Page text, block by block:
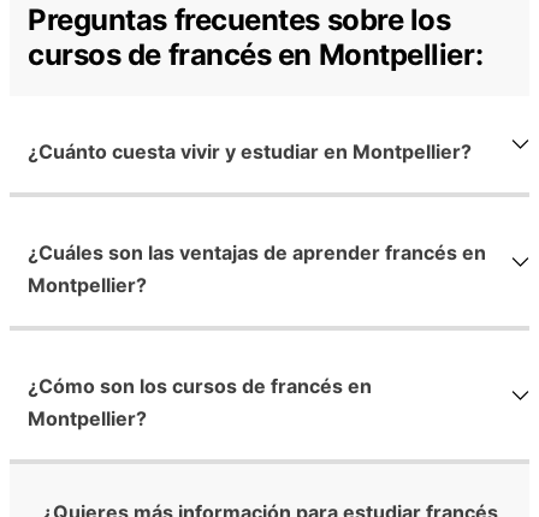
Preguntas frecuentes sobre los
cursos de francés en Montpellier:
¿Cuánto cuesta vivir y estudiar en Montpellier?
¿Cuáles son las ventajas de aprender francés en
Montpellier?
¿Cómo son los cursos de francés en
Montpellier?